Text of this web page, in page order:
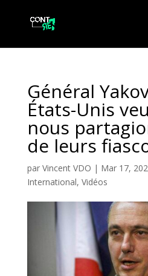
Général
États-Unis
nous
de leurs
par Vincent VDO | Mar 17,
International, Vidéos